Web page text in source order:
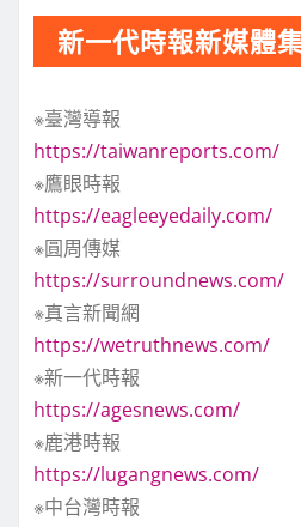
新一代時報新媒體
※臺灣導報
https://taiwanreports.com/
※鷹眼時報
https://eagleeyedaily.com/
※圓周傳媒
https://surroundnews.com/
※真言新聞網
https://wetruthnews.com/
※新一代時報
https://agesnews.com/
※鹿港時報
https://lugangnews.com/
※中台灣時報